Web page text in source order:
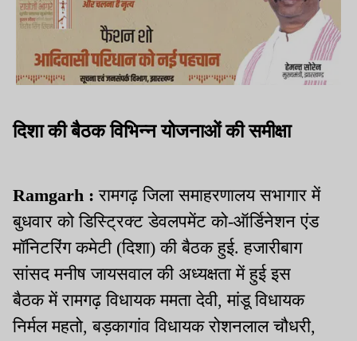
दिशा की बैठक विभिन्न योजनाओं की समीक्षा
Ramgarh : रामगढ़ जिला समाहरणालय सभागार में
बुधवार को डिस्ट्रिक्ट डेवलपमेंट को-ऑर्डिनेशन एंड
मॉनिटरिंग कमेटी (दिशा) की बैठक हुई. हजारीबाग
सांसद मनीष जायसवाल की अध्यक्षता में हुई इस
बैठक में रामगढ़ विधायक ममता देवी, मांडू विधायक
निर्मल महतो, बड़कागांव विधायक रोशनलाल चौधरी,